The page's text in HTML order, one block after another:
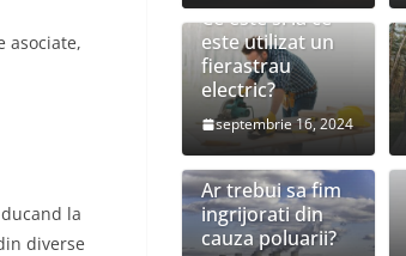
asociate,
la
diverse
Ce este si la ce
este utilizat un
fierastrau
electric?
septembrie 16, 2024
Ar trebui sa fim
ingrijorati din
cauza poluarii?